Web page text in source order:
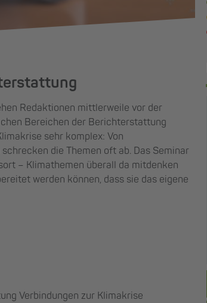
Redaktionen mittlerweile vor der
Bereichen der Berichterstattung
sehr komplex: Von
die Themen oft ab. Das Seminar
– Klimathemen überall da mitdenken
werden können, dass sie das eigene
Verbindungen zur Klimakrise